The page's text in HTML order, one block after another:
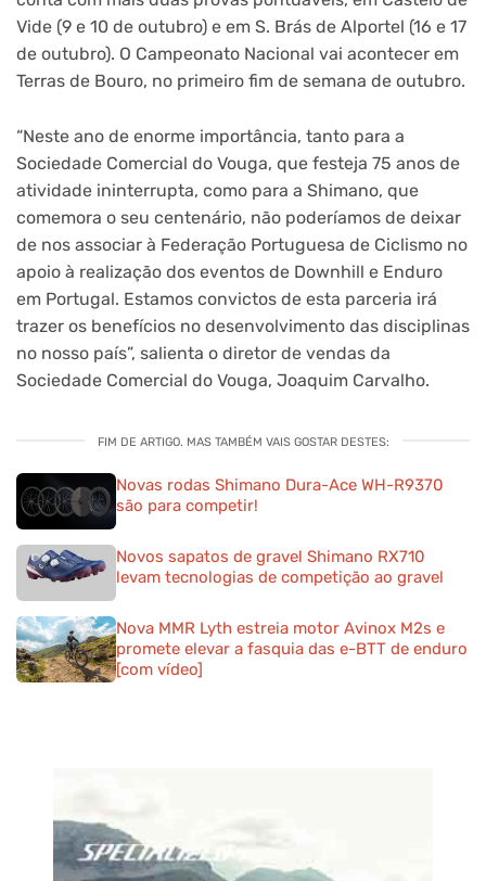
Vide (9 e 10 de outubro) e em S. Brás de Alportel (16 e 17
de outubro). O Campeonato Nacional vai acontecer em
Terras de Bouro, no primeiro fim de semana de outubro.
“Neste ano de enorme importância, tanto para a
Sociedade Comercial do Vouga, que festeja 75 anos de
atividade ininterrupta, como para a Shimano, que
comemora o seu centenário, não poderíamos de deixar
de nos associar à Federação Portuguesa de Ciclismo no
apoio à realização dos eventos de Downhill e Enduro
em Portugal. Estamos convictos de esta parceria irá
trazer os benefícios no desenvolvimento das disciplinas
no nosso país”, salienta o diretor de vendas da
Sociedade Comercial do Vouga, Joaquim Carvalho.
FIM DE ARTIGO. MAS TAMBÉM VAIS GOSTAR DESTES:
Novas rodas Shimano Dura-Ace WH-R9370
são para competir!
Novos sapatos de gravel Shimano RX710
levam tecnologias de competição ao gravel
Nova MMR Lyth estreia motor Avinox M2s e
promete elevar a fasquia das e-BTT de enduro
[com vídeo]